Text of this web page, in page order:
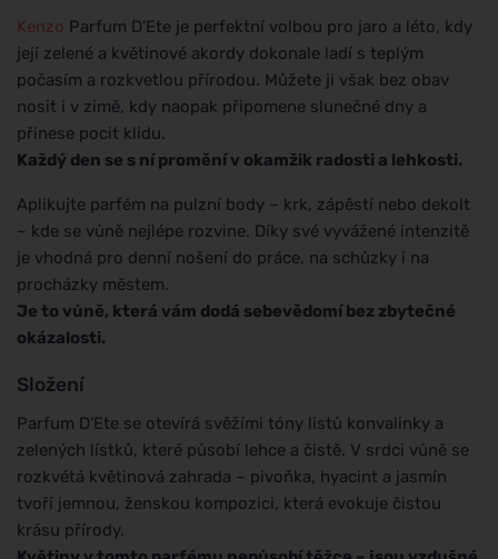
Kenzo Parfum D'Ete je perfektní volbou pro jaro a léto, kdy
její zelené a květinové akordy dokonale ladí s teplým
počasím a rozkvetlou přírodou. Můžete ji však bez obav
nosit i v zimě, kdy naopak připomene slunečné dny a
přinese pocit klidu.
Každý den se s ní promění v okamžik radosti a lehkosti.
Aplikujte parfém na pulzní body – krk, zápěstí nebo dekolt
– kde se vůně nejlépe rozvine. Díky své vyvážené intenzitě
je vhodná pro denní nošení do práce, na schůzky i na
procházky městem.
Je to vůně, která vám dodá sebevědomí bez zbytečné
okázalosti.
Složení
Parfum D’Ete se otevírá svěžími tóny listů konvalinky a
zelených lístků, které působí lehce a čistě. V srdci vůně se
rozkvétá květinová zahrada – pivoňka, hyacint a jasmín
tvoří jemnou, ženskou kompozici, která evokuje čistou
krásu přírody.